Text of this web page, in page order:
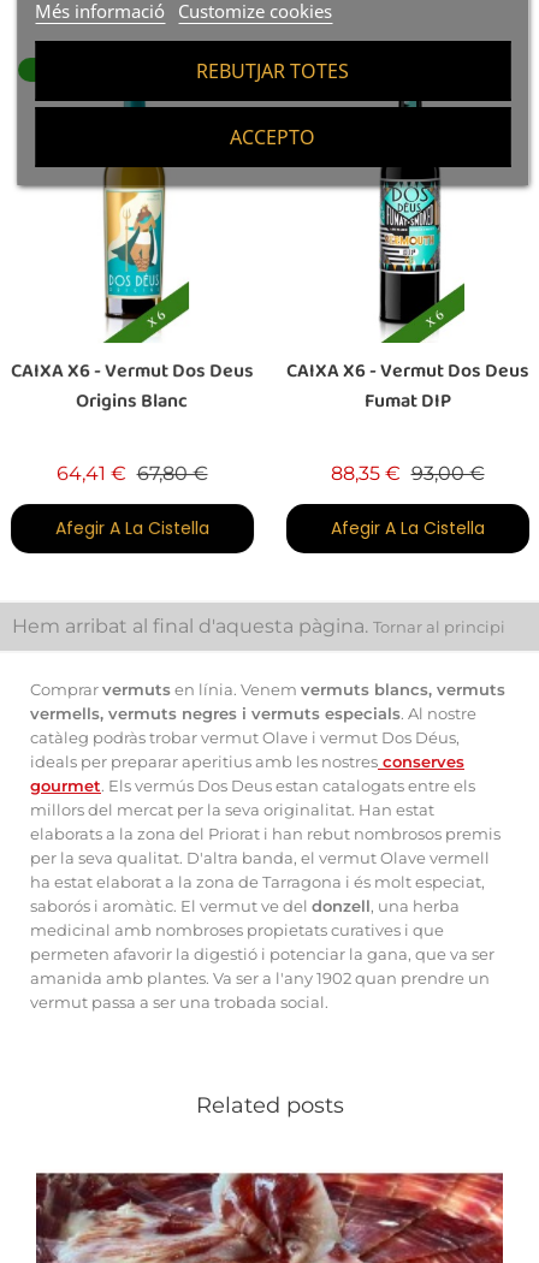
Més informació Customize cookies
REBUTJAR TOTES
ACCEPTO
CAIXA X6 - Vermut Dos Deus
Origins Blanc
64,41 € Preu base
67,80 €Preu
Afegir A La Cistella
-5%
CAIXA X6 - Vermut Dos Deus
Fumat DIP
88,35 € Preu base
93,00 €Preu
Afegir A La Cistella
Hem arribat al final d'aquesta pàgina. Tornar al principi
Comprarvermutsen línia. Venem vermuts blancs, vermuts
vermells, vermuts negres i vermuts especials. Al nostre
catàleg podràs trobar vermut Olave i vermut Dos Déus,
ideals per preparar aperitius amb les nostres conserves
gourmet. Els vermús Dos Deus estan catalogats entre els
millors del mercat per la seva originalitat. Han estat
elaborats a la zona del Priorat i han rebut nombrosos premis
per la seva qualitat. D'altra banda, el vermut Olave vermell
ha estat elaborat a la zona de Tarragona i és molt especiat,
saborós i aromàtic. El vermut ve del donzell, una herba
medicinal amb nombroses propietats curatives i que
permeten afavorir la digestió i potenciar la gana, que va ser
amanida amb plantes. Va ser a l'any 1902 quan prendre un
vermut passa a ser una trobada social.
Related posts